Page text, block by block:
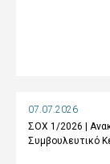
07.07.2026
ΣΟΧ 1/2026 |
Συμβουλευτικό